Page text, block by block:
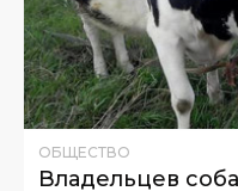
ОБЩЕСТВО
Владельцев